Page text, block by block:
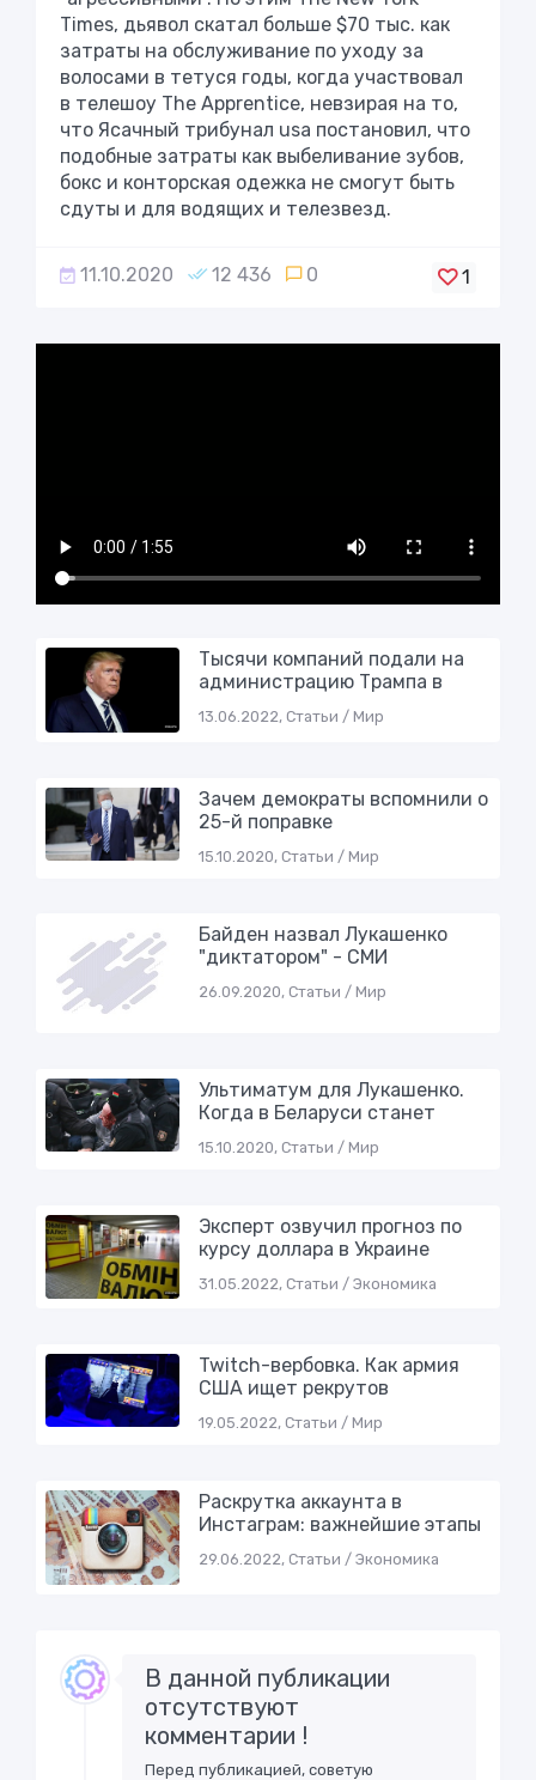
Times, дьявол скатал больше $70 тыс. как
затраты на обслуживание по уходу за
волосами в тетуся годы, когда участвовал
в телешоу The Apprentice, невзирая на то,
что Ясачный трибунал usа постановил, что
подобные затраты как выбеливание зубов,
бокс и конторская одежка не смогут быть
сдуты и для водящих и телезвезд.
11.10.2020 12 436 0 1
Тысячи компаний подали на
администрацию Трампа в
13.06.2022, Статьи / Мир
Зачем демократы вспомнили о
25-й поправке
15.10.2020, Статьи / Мир
Байден назвал Лукашенко
"диктатором" - СМИ
26.09.2020, Статьи / Мир
Ультиматум для Лукашенко.
Когда в Беларуси стaнeт
15.10.2020, Статьи / Мир
Эксперт озвучил прогноз по
курсу дoллaрa в Украинe
31.05.2022, Статьи / Экономика
Twitch-вербовка. Как армия
США ищет рeкрутов
19.05.2022, Статьи / Мир
Раскрутка аккаунта в
Инстаграм: важнейшие этапы
29.06.2022, Статьи / Экономика
В данной публикации
отсутствуют
комментарии !
Перед публикацией, советую